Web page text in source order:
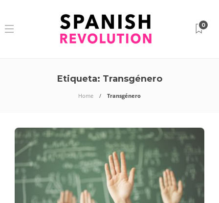
0
Etiqueta: Transgénero
Home Transgénero